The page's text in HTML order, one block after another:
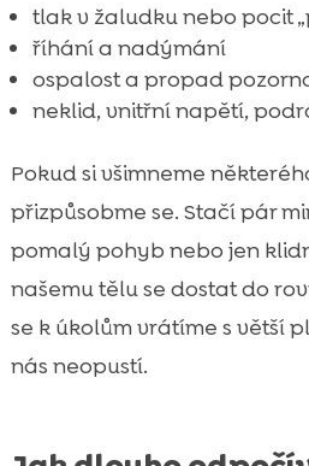
tlak v žaludku nebo pocit
říhání a nadýmání
ospalost a propad
neklid, vnitřní napětí,
Pokud si všimneme
přizpůsobme se. Stačí pár
pomalý pohyb nebo jen
našemu tělu se dostat do
se k úkolům vrátíme s větší
nás neopustí.